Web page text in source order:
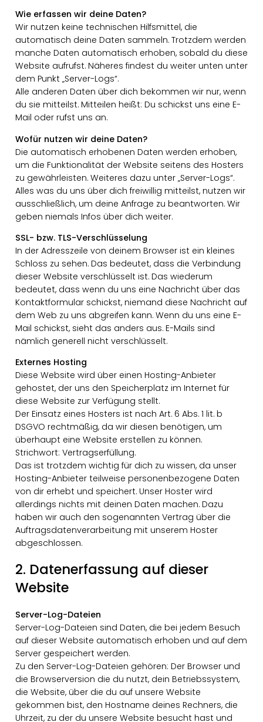
Wie erfassen wir deine Daten?
Wir nutzen keine technischen Hilfsmittel, die
automatisch deine Daten sammeln. Trotzdem werden
manche Daten automatisch erhoben, sobald du diese
Website aufrufst. Näheres findest du weiter unten unter
dem Punkt „Server-Logs“.
Alle anderen Daten über dich bekommen wir nur, wenn
du sie mitteilst. Mitteilen heißt: Du schickst uns eine E-
Mail oder rufst uns an.
Wofür nutzen wir deine Daten?
Die automatisch erhobenen Daten werden erhoben,
um die Funktionalität der Website seitens des Hosters
zu gewährleisten. Weiteres dazu unter „Server-Logs“.
Alles was du uns über dich freiwillig mitteilst, nutzen wir
ausschließlich, um deine Anfrage zu beantworten. Wir
geben niemals Infos über dich weiter.
SSL- bzw. TLS-Verschlüsselung
In der Adresszeile von deinem Browser ist ein kleines
Schloss zu sehen. Das bedeutet, dass die Verbindung
dieser Website verschlüsselt ist. Das wiederum
bedeutet, dass wenn du uns eine Nachricht über das
Kontaktformular schickst, niemand diese Nachricht auf
dem Web zu uns abgreifen kann. Wenn du uns eine E-
Mail schickst, sieht das anders aus. E-Mails sind
nämlich generell nicht verschlüsselt.
Externes Hosting
Diese Website wird über einen Hosting-Anbieter
gehostet, der uns den Speicherplatz im Internet für
diese Website zur Verfügung stellt.
Der Einsatz eines Hosters ist nach Art. 6 Abs. 1 lit. b
DSGVO rechtmäßig, da wir diesen benötigen, um
überhaupt eine Website erstellen zu können.
Strichwort: Vertragserfüllung.
Das ist trotzdem wichtig für dich zu wissen, da unser
Hosting-Anbieter teilweise personenbezogene Daten
von dir erhebt und speichert. Unser Hoster wird
allerdings nichts mit deinen Daten machen. Dazu
haben wir auch den sogenannten Vertrag über die
Auftragsdatenverarbeitung mit unserem Hoster
abgeschlossen.
2. Datenerfassung auf dieser
Website
Server-Log-Dateien
Server-Log-Dateien sind Daten, die bei jedem Besuch
auf dieser Website automatisch erhoben und auf dem
Server gespeichert werden.
Zu den Server-Log-Dateien gehören: Der Browser und
die Browserversion die du nutzt, dein Betriebssystem,
die Website, über die du auf unsere Website
gekommen bist, den Hostname deines Rechners, die
Uhrzeit, zu der du unsere Website besucht hast und